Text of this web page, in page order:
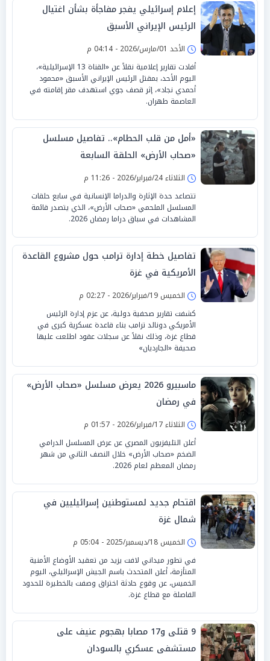
إعلام إسرائيلي يفجر مفاجأة بشأن اغتيال
الرئيس الإيراني الأسبق
الأحد 01/مارس/2026 - 04:14 م
أفادت تقارير إعلامية نقلاً عن «القناة 13 الإسرائيلية»،
اليوم الأحد، بمقتل الرئيس الإيراني الأسبق «محمود
أحمدي نجاد»، إثر قصف جوي استهدف مقر إقامته في
العاصمة طهران.
«أمل من قلب الحطام».. تفاصيل مسلسل
«صحاب الأرض» الحلقة السابعة
الثلاثاء 24/فبراير/2026 - 11:26 م
تتصاعد حدة الإثارة والدراما الإنسانية في سابع حلقات
المسلسل الملحمي «صحاب الأرض»، الذي يتصدر قائمة
المشاهدات في سباق دراما رمضان 2026.
تفاصيل خطة إدارة ترامب حول مشروع القاعدة
الأمريكية في غزة
الخميس 19/فبراير/2026 - 02:27 م
كشفت تقارير صحفية دولية، عن عزم إدارة الرئيس
الأمريكي دونالد ترامب بناء قاعدة عسكرية كبرى في
قطاع غزة، وذلك نقلاً عن سجلات عقود اطلعت عليها
صحيفة «الجارديان»
ماسبيرو 2026 يعرض مسلسل «صحاب الأرض»
في رمضان
الثلاثاء 17/فبراير/2026 - 01:57 م
أعلن التليفزيون المصري عن عرض المسلسل الدرامي
الضخم «صحاب الأرض» خلال النصف الثاني من شهر
رمضان المعظم لعام 2026.
اقتحام جديد لمستوطنين إسرائيليين في
شمال غزة
الخميس 18/ديسمبر/2025 - 05:04 م
في تطور ميداني لافت يزيد من تعقيد الأوضاع الأمنية
المتأزمة، أعلن المتحدث باسم الجيش الإسرائيلي، اليوم
الخميس، عن وقوع حادثة اختراق وصفت بالخطيرة للحدود
الفاصلة مع قطاع غزة.
9 قتلى و17 مصابا بهجوم عنيف على
مستشفى عسكري بالسودان